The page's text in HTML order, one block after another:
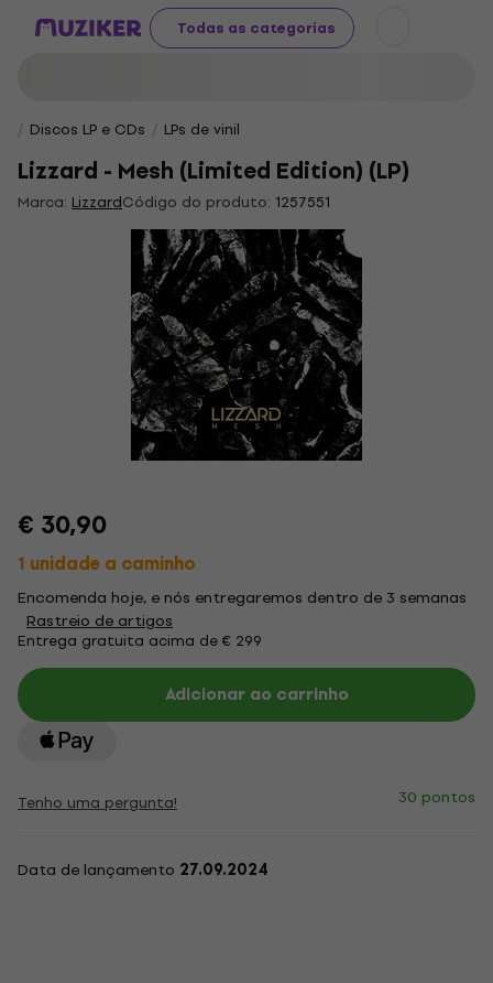
Todas as categorias
Discos LP e CDs LPs de vinil
Lizzard - Mesh (Limited Edition) (LP)
Marca: LizzardCódigo do produto: 1257551
€ 30,90
1 unidade a caminho
Encomenda hoje, e nós entregaremos dentro de 3 semanas
Rastreio de artigos
Entrega gratuita acima de € 299
Adicionar ao carrinho
Tenho uma pergunta! 30 pontos
Data de lançamento 27.09.2024